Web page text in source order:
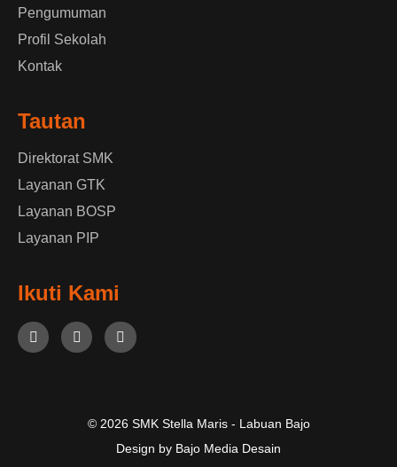
Pengumuman
Profil Sekolah
Kontak
Tautan
Direktorat SMK
Layanan GTK
Layanan BOSP
Layanan PIP
Ikuti Kami
© 2026 SMK Stella Maris - Labuan Bajo
Design by Bajo Media Desain